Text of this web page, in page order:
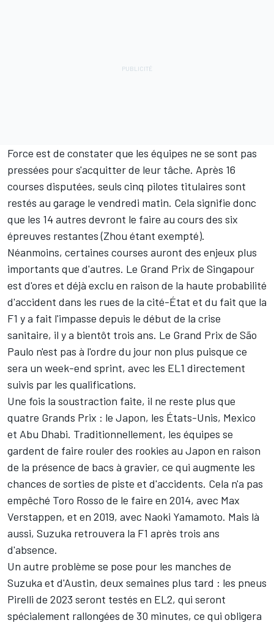
Force est de constater que les équipes ne se sont pas
pressées pour s'acquitter de leur tâche. Après 16
courses disputées, seuls cinq pilotes titulaires sont
restés au garage le vendredi matin. Cela signifie donc
que les 14 autres devront le faire au cours des six
épreuves restantes (Zhou étant exempté).
Néanmoins, certaines courses auront des enjeux plus
importants que d'autres. Le Grand Prix de Singapour
est d'ores et déjà exclu en raison de la haute probabilité
d'accident dans les rues de la cité-État et du fait que la
F1 y a fait l'impasse depuis le début de la crise
sanitaire, il y a bientôt trois ans. Le Grand Prix de São
Paulo n'est pas à l'ordre du jour non plus puisque ce
sera un week-end sprint, avec les EL1 directement
suivis par les qualifications.
Une fois la soustraction faite, il ne reste plus que
quatre Grands Prix : le Japon, les États-Unis, Mexico
et Abu Dhabi. Traditionnellement, les équipes se
gardent de faire rouler des rookies au Japon en raison
de la présence de bacs à gravier, ce qui augmente les
chances de sorties de piste et d'accidents. Cela n'a pas
empêché Toro Rosso de le faire en 2014, avec Max
Verstappen, et en 2019, avec Naoki Yamamoto. Mais là
aussi, Suzuka retrouvera la F1 après trois ans
d'absence.
Un autre problème se pose pour les manches de
Suzuka et d'Austin, deux semaines plus tard : les pneus
Pirelli de 2023 seront testés en EL2, qui seront
spécialement rallongées de 30 minutes, ce qui obligera